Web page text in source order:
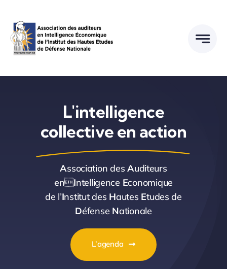
contenu
L'intelligence
collective en action
Association desAuditeurs
enIntelligence Economique
de l’Institut des Hautes Etudes de
Défense Nationale
L’agenda